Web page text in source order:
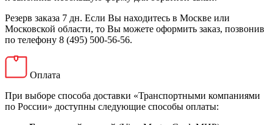
Резерв заказа 7 дн. Если Вы находитесь в Москве или
Московской области, то Вы можете оформить заказ, позвонив
по телефону 8 (495) 500-56-56.
Оплата
При выборе способа доставки «Транспортными компаниями
по России» доступны следующие способы оплаты: